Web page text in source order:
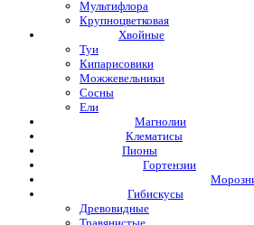
Мультифлора
Крупноцветковая
Хвойные
Туи
Кипарисовики
Можжевельники
Сосны
Ели
Магнолии
Клематисы
Пионы
Гортензии
Гибискусы
Древовидные